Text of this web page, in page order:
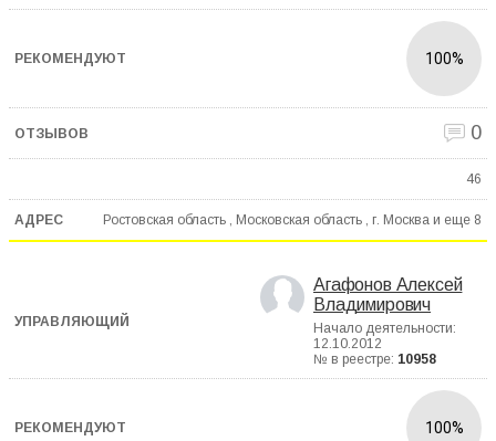
100%
0
46
Ростовская область , Московская область , г. Москва и еще 8
Агафонов Алексей
Владимирович
Начало деятельности:
12.10.2012
№ в реестре: 10958
100%